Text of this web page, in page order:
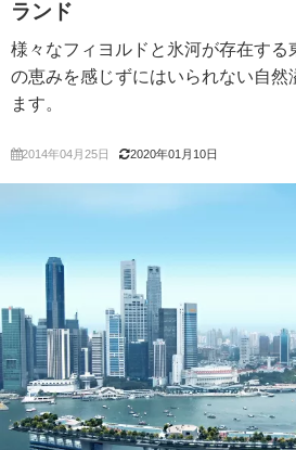
ランド
様々なフィヨルドと氷河が存在する
の恵みを感じずにはいられない自然
ます。
2014年04月25日 2020年01月10日